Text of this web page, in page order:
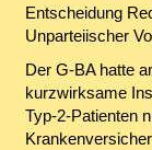
Entscheidung
Unparteiischer
Der G-BA hatte
kurzwirksame
Typ-2-Patienten